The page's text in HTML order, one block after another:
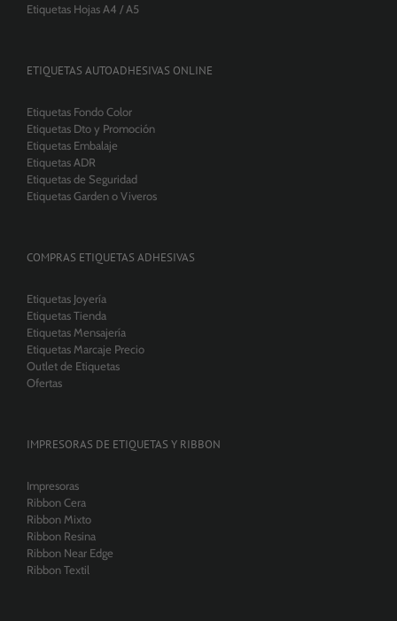
Etiquetas Hojas A4 / A5
ETIQUETAS AUTOADHESIVAS ONLINE
Etiquetas Fondo Color
Etiquetas Dto y Promoción
Etiquetas Embalaje
Etiquetas ADR
Etiquetas de Seguridad
Etiquetas Garden o Viveros
COMPRAS ETIQUETAS ADHESIVAS
Etiquetas Joyería
Etiquetas Tienda
Etiquetas Mensajería
Etiquetas Marcaje Precio
Outlet de Etiquetas
Ofertas
IMPRESORAS DE ETIQUETAS Y RIBBON
Impresoras
Ribbon Cera
Ribbon Mixto
Ribbon Resina
Ribbon Near Edge
Ribbon Textil